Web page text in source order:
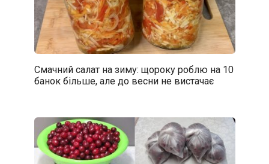
Смачний салат на зиму: щороку роблю на 10
банок більше, але до весни не вистачає